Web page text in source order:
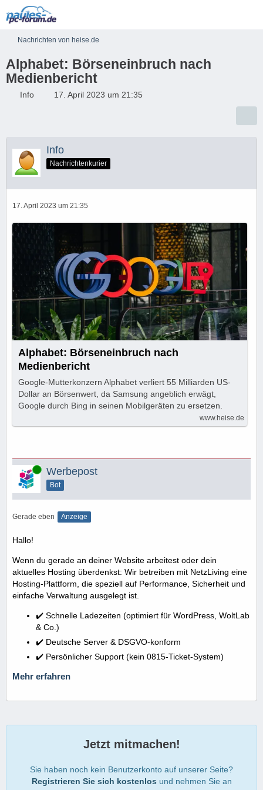
Nachrichten von heise.de
Alphabet: Börseneinbruch nach
Medienbericht
Info 17. April 2023 um 21:35
Info
Nachrichtenkurier
17. April 2023 um 21:35
Alphabet: Börseneinbruch nach
Medienbericht
Google-Mutterkonzern Alphabet verliert 55 Milliarden US-
Dollar an Börsenwert, da Samsung angeblich erwägt,
Google durch Bing in seinen Mobilgeräten zu ersetzen.
www.heise.de
Online Werbepost
Bot
Gerade eben Anzeige
Hallo!
Wenn du gerade an deiner Website arbeitest oder dein
aktuelles Hosting überdenkst: Wir betreiben mit NetzLiving eine
Hosting-Plattform, die speziell auf Performance, Sicherheit und
einfache Verwaltung ausgelegt ist.
✔️ Schnelle Ladezeiten (optimiert für WordPress, WoltLab
& Co.)
✔️ Deutsche Server & DSGVO-konform
✔️ Persönlicher Support (kein 0815-Ticket-System)
Mehr erfahren
Jetzt mitmachen!
Sie haben noch kein Benutzerkonto auf unserer Seite?
Registrieren Sie sich kostenlos und nehmen Sie an